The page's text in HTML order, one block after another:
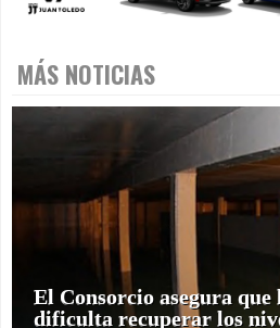
MÁS NOTICIAS
El Consorcio asegura que
dificulta recuperar los